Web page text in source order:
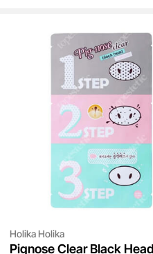
Holika Holika
Pignose Clear Black